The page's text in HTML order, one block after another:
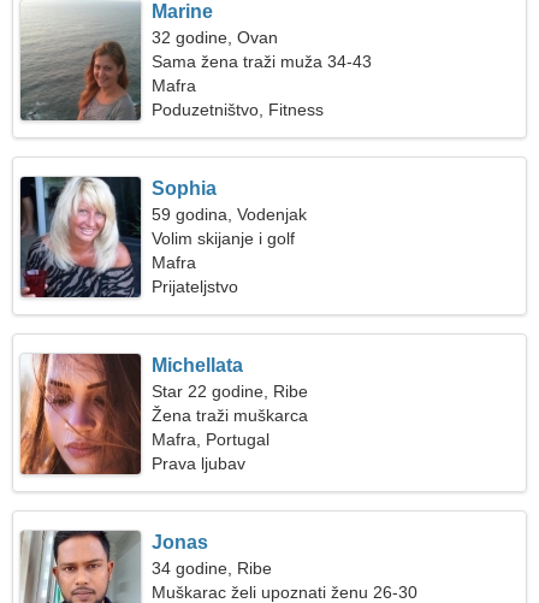
Marine
32 godine, Ovan
Sama žena traži muža 34-43
Mafra
Poduzetništvo, Fitness
Sophia
59 godina, Vodenjak
Volim skijanje i golf
Mafra
Prijateljstvo
Michellata
Star 22 godine, Ribe
Žena traži muškarca
Mafra, Portugal
Prava ljubav
Jonas
34 godine, Ribe
Muškarac želi upoznati ženu 26-30